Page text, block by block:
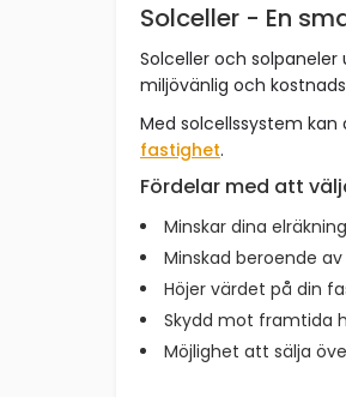
Solceller - En
Solceller och
miljövänlig och
Med solcellssystem
fastighet.
Fördelar med att
Minskar dina elräkning
Minskad beroende
Höjer värdet på din
Skydd mot framtida
Möjlighet att sälja